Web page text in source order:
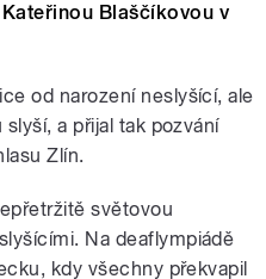
Blaščíkovou v
od narození neslyšící, ale
a přijal tak pozvání
Zlín.
světovou
Na deaflympiádě
kdy všechny překvapil